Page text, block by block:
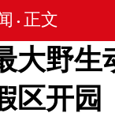
• 正文
大野生
区开园